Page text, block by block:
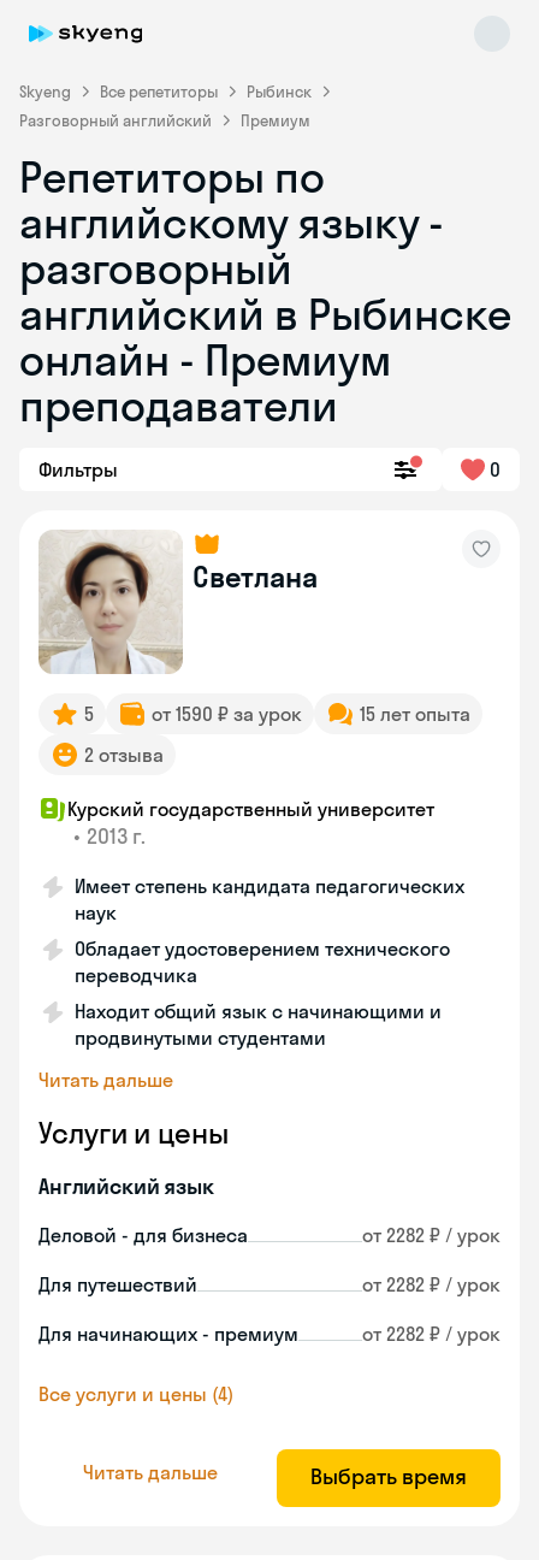
Skyeng Все репетиторы
Рыбинск
Разговорный английский
Премиум
Репетиторы по
английскому языку -
разговорный
английский в Рыбинске
онлайн - Премиум
преподаватели
Фильтры 0
Светлана
5 от 1590 ₽ за урок
15 лет опыта
2 отзыва
Курский государственный университет
• 2013 г.
Имеет степень кандидата педагогических
наук
Обладает удостоверением технического
переводчика
Находит общий язык с начинающими и
продвинутыми студентами
Читать дальше
Услуги и цены
Английский язык
Деловой - для бизнеса от 2282 ₽ / урок
Для путешествий от 2282 ₽ / урок
Для начинающих - премиум от 2282 ₽ / урок
Все услуги и цены (4)
Читать дальше Выбрать время
Skyeng Chat